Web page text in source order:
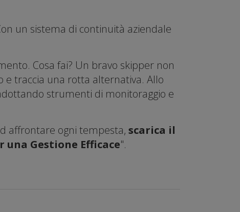
un sistema di continuità aziendale
Cosa fai? Un bravo skipper non
e traccia una rotta alternativa. Allo
strumenti di monitoraggio e
affrontare ogni tempesta, scarica il
Gestione Efficace".